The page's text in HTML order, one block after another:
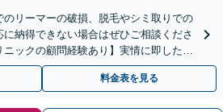
のリーマーの破損、脱毛やシミ取りでの
納得できない場合はぜひご相談くださ
ックの顧問経験あり】実情に即したア
ブルの解決を目指します。
料金表を見る